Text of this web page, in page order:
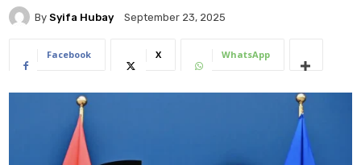
By Syifa Hubay September 23, 2025
Facebook X WhatsApp